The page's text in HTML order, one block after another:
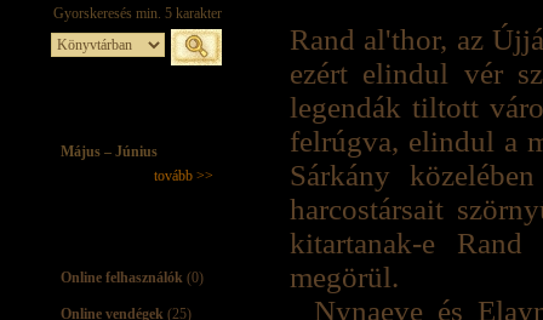
Május – Június
tovább >>
Online felhasználók (0)
Online vendégek (25)
Rand al'thor, az
ezért elindul vér
legendák tiltott
felrúgva, elindul a
Sárkány
harcostársait
kitartanak-e
megörül.
Nynaeve és